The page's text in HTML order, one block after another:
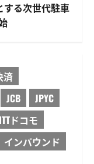
する次世代駐車
済
JCB
JPYC
ドコモ
インバウンド